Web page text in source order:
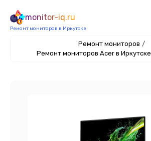
monitor-iq.ru
Ремонт мониторов в Иркутске
Ремонт мониторов /
Ремонт мониторов Acer в Иркутске